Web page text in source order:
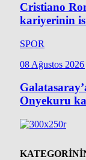
Cristiano
kariyerinin
SPOR
08 Ağustos 2026
Onyekuru